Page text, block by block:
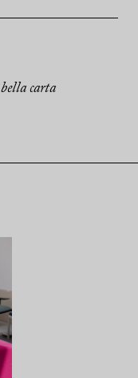
bella carta